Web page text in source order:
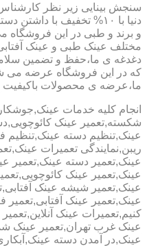
سنجش بینایی زیر نظر
دنیا با ۱۰% تخفیف با
و برند و طبی در این فروشگاه
مختلف عینک طبی و عینک
دغدغه ی ما،حفظ و تضمین
که در این فروشگاه عرضه می
ما،عرضه ی محصولات
انجام کلیه خدمات
شکسته,تعمیر عینک
عینک,تنظیم دسته عینک,تنظیم
ریبن,نمایندگی تعمیرات
عینک,تعمیر دسته عینک,تعمیر
عینک,تعمیر عینک
عینک,تعمیر شیشه عینک
عینک,تعمیر عینک
کنیم,تعمیرات عینک
عینک غرب تهران,تعمیر عینک
عینک,در آمدن دسته